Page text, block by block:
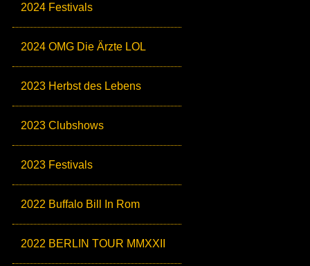
2024 Festivals
2024 OMG Die Ärzte LOL
2023 Herbst des Lebens
2023 Clubshows
2023 Festivals
2022 Buffalo Bill In Rom
2022 BERLIN TOUR MMXXII